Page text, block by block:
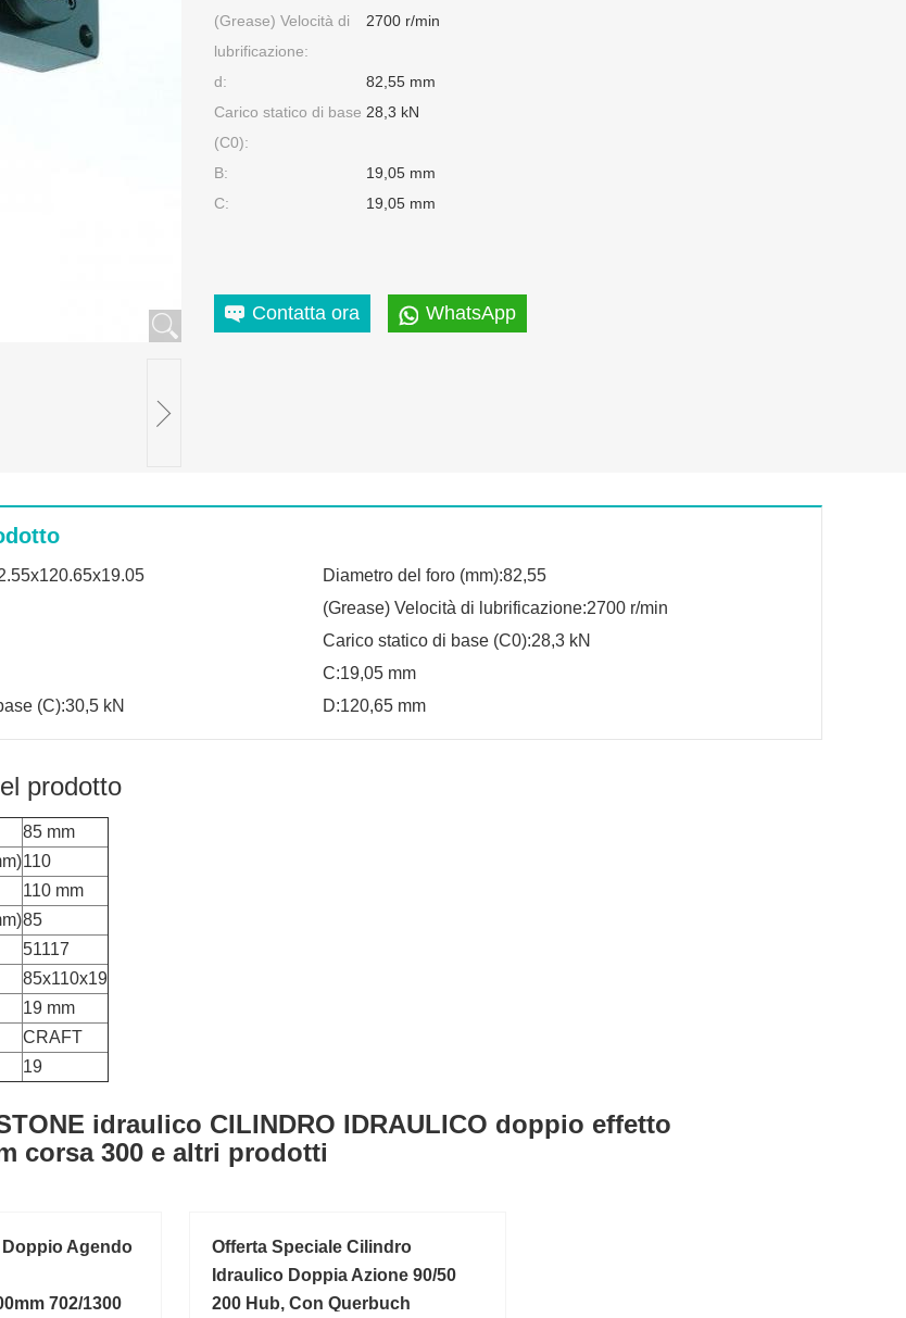
(Grease) Velocità di
lubrificazione:
2700 r/min
d:
82,55 mm
Carico statico di base
(C0):
28,3 kN
B:
19,05 mm
C:
19,05 mm
Contatta ora WhatsApp
Diametro del foro (mm):82,55
(Grease) Velocità di lubrificazione:2700 r/min
Carico statico di base (C0):28,3 kN
C:19,05 mm
(C):30,5 kN
D:120,65 mm
prodotto
85 mm
110
110 mm
85
51117
85x110x19
19 mm
CRAFT
19
idraulico CILINDRO IDRAULICO doppio effetto
corsa 300 e altri prodotti
Agendo
702/1300
Offerta Speciale Cilindro
Idraulico Doppia Azione 90/50
200 Hub, Con Querbuch